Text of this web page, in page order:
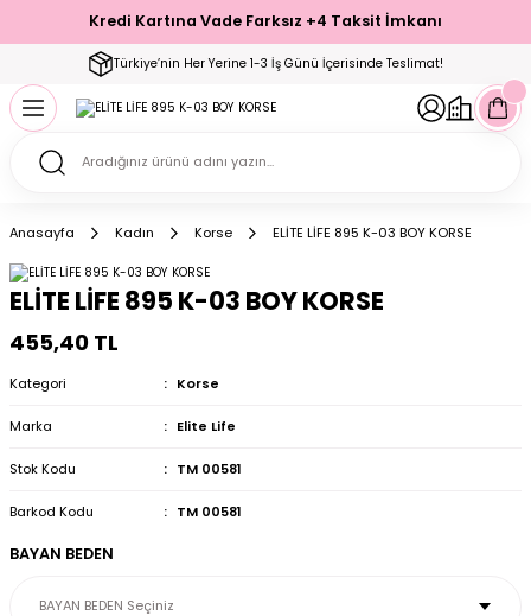
Kredi Kartına Vade Farksız +4 Taksit İmkanı
Türkiye’nin Her Yerine 1-3 İş Günü İçerisinde Teslimat!
Geri Dön
& Büstiyer Takım
Geri Dön
Geri Dön
Geri Dön
Setler
Geri Dön
Geri Dön
Geri Dön
Çorap
Geri Dön
Geri Dön
Anasayfa Kadın Korse ELİTE LİFE 895 K-03 BOY KORSE
ELİTE LİFE 895 K-03 BOY KORSE
455,40 TL
Kategori Korse
Marka Elite Life
Stok Kodu TM 00581
Barkod Kodu TM 00581
BAYAN BEDEN